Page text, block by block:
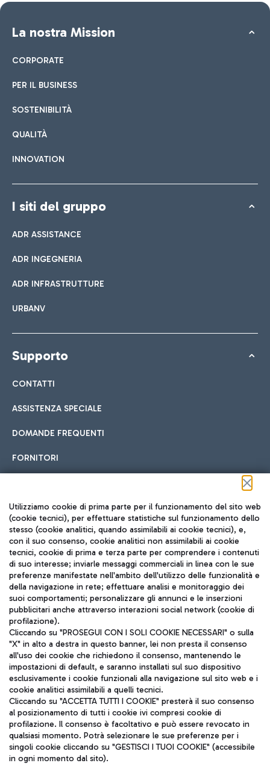
La nostra Mission
CORPORATE
PER IL BUSINESS
SOSTENIBILITÀ
QUALITÀ
INNOVATION
I siti del gruppo
ADR ASSISTANCE
ADR INGEGNERIA
ADR INFRASTRUTTURE
URBANV
Supporto
CONTATTI
ASSISTENZA SPECIALE
DOMANDE FREQUENTI
FORNITORI
Seguici sui social
TRAVEL JOURNAL
ITA
Aeroporti di Roma S.p.A. - Società soggetta a direzione e
coordinamento di Mundys S.p.A.
Codice fiscale e Registro delle Imprese di Roma 13032990155 P.
IVA 06572251004
Capitale sociale 62.224.743,00 int. vers.
Sede legale: Via Pier Paolo Racchetti 1 - 00054 Fiumicino (RM)
telefono +39 06 65951
Utilizziamo cookie di prima parte per il funzionamento del sito web
(cookie tecnici), per effettuare statistiche sul funzionamento dello
stesso (cookie analitici, quando assimilabili ai cookie tecnici), e,
con il suo consenso, cookie analitici non assimilabili ai cookie
tecnici, cookie di prima e terza parte per comprendere i contenuti
di suo interesse; inviarle messaggi commerciali in linea con le sue
preferenze manifestate nell'ambito dell'utilizzo delle funzionalità e
della navigazione in rete; effettuare analisi e monitoraggio dei
suoi comportamenti; personalizzare gli annunci e le inserzioni
pubblicitari anche attraverso interazioni social network (cookie di
profilazione).
Cliccando su "PROSEGUI CON I SOLI COOKIE NECESSARI" o sulla
"X" in alto a destra in questo banner, lei non presta il consenso
all'uso dei cookie che richiedono il consenso, mantenendo le
impostazioni di default, e saranno installati sul suo dispositivo
esclusivamente i cookie funzionali alla navigazione sul sito web e i
cookie analitici assimilabili a quelli tecnici.
Cliccando su "ACCETTA TUTTI I COOKIE" presterà il suo consenso
al posizionamento di tutti i cookie ivi compresi cookie di
profilazione. Il consenso è facoltativo e può essere revocato in
qualsiasi momento. Potrà selezionare le sue preferenze per i
singoli cookie cliccando su "GESTISCI I TUOI COOKIE" (accessibile
in ogni momento dal sito).